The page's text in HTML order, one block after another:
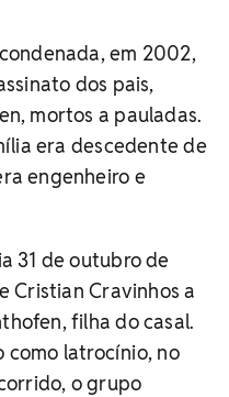
em 2002,
dos pais,
mortos a pauladas.
era descedente de
engenheiro e
31 de outubro de
Cristian Cravinhos a
filha do casal.
como latrocínio, no
o grupo